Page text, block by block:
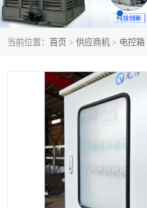
当前位置： 首页 > 供应商机 > 电控箱
电控箱
板式换热器